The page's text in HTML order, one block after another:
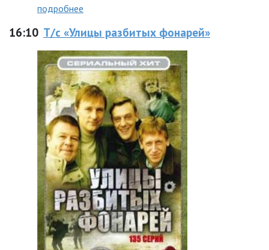
подробнее
16:10 Т/с «Улицы разбитых фонарей»